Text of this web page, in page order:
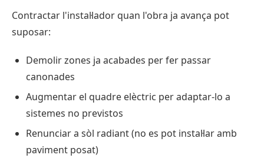
Contractar l'instal·lador quan l'obra ja avança pot
suposar:
Demolir zones ja acabades per fer passar
canonades
Augmentar el quadre elèctric per adaptar-lo a
sistemes no previstos
Renunciar a sòl radiant (no es pot instal·lar amb
paviment posat)